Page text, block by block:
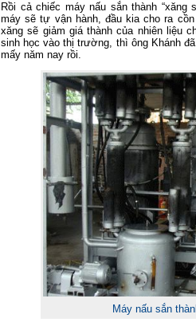
Rồi cả chiếc máy nấu sắn thành “xăng
máy sẽ tự vận hành, đầu kia cho ra
xăng sẽ giảm giá thành của nhiên liệu
sinh học vào thị trường, thì ông Khánh
mấy năm nay rồi.
Máy nấu sắn